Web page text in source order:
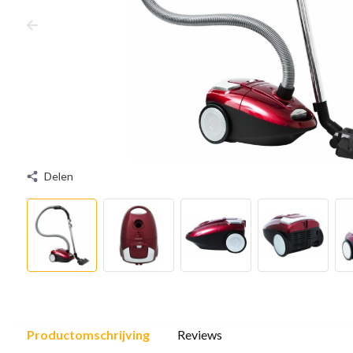
Delen
Productomschrijving Reviews